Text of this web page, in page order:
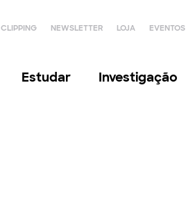
CLIPPING NEWSLETTER LOJA EVENTOS
Estudar Investigação